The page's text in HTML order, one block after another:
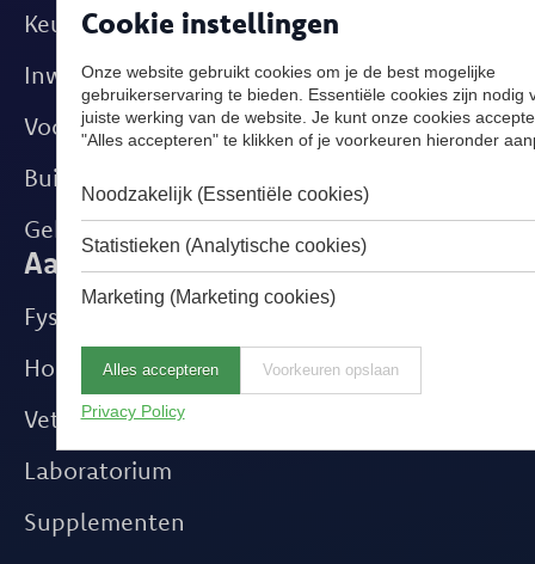
Keuringen
Inwendige ziekten
Voortplanting
Buitenpraktijk
Gebitsverzorging
Aanvullende diensten
Fysiotherapie
Hoefsmid
Veterinaire Bloedbank
Laboratorium
Supplementen
Cookie instellingen
Onze website gebruikt cookies om je de best mogelijke
gebruikerservaring te bieden. Essentiële cookies zijn nodig
juiste werking van de website. Je kunt onze cookies
"Alles accepteren" te klikken of je voorkeuren hieronder
Noodzakelijk (Essentiële cookies)
Statistieken (Analytische cookies)
Marketing (Marketing cookies)
Alles accepteren Voorkeuren opslaan
Privacy Policy